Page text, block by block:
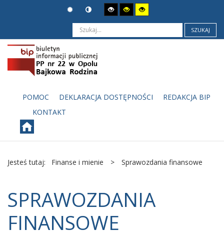
SZUKAJ
POMOC DEKLARACJA DOSTĘPNOŚCI
REDAKCJA BIP
KONTAKT
Jesteś tutaj: Finanse i mienie > Sprawozdania finansowe
SPRAWOZDANIA
FINANSOWE